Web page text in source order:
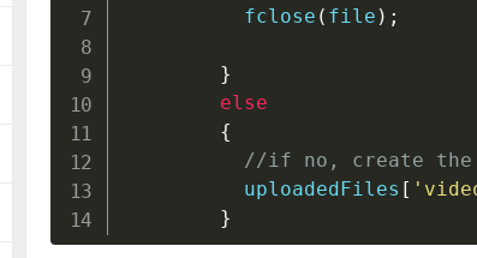
          fclose
( file ) ;
}
else
{
//if no, create the
          uploadedFiles
[
}